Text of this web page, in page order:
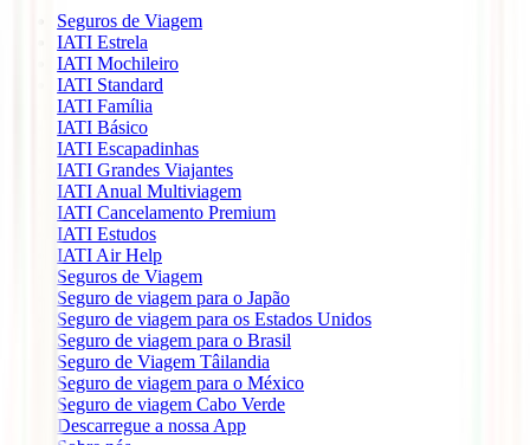
Seguros de Viagem
IATI Estrela
IATI Mochileiro
IATI Standard
IATI Família
IATI Básico
IATI Escapadinhas
IATI Grandes Viajantes
IATI Anual Multiviagem
IATI Cancelamento Premium
IATI Estudos
IATI Air Help
Seguros de Viagem
Seguro de viagem para o Japão
Seguro de viagem para os Estados Unidos
Seguro de viagem para o Brasil
Seguro de Viagem Tâilandia
Seguro de viagem para o México
Seguro de viagem Cabo Verde
Descarregue a nossa App